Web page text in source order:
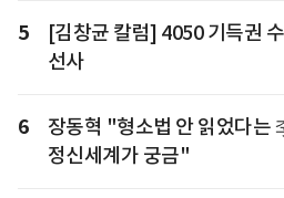
5
[김창균 칼럼] 4050 기득권
선사
6
장동혁 "형소법 안 읽었다는
정신세계가 궁금"